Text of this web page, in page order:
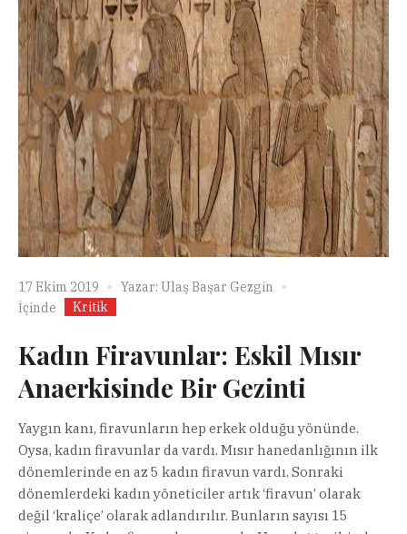
17 Ekim 2019 Yazar: Ulaş Başar Gezgin
İçinde
Kritik
Kadın Firavunlar: Eskil Mısır
Anaerkisinde Bir Gezinti
Yaygın kanı, firavunların hep erkek olduğu yönünde.
Oysa, kadın firavunlar da vardı. Mısır hanedanlığının ilk
dönemlerinde en az 5 kadın firavun vardı. Sonraki
dönemlerdeki kadın yöneticiler artık ‘firavun’ olarak
değil ‘kraliçe’ olarak adlandırılır. Bunların sayısı 15